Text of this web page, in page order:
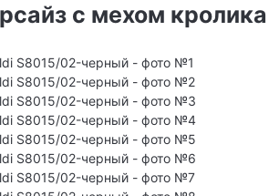
с мехом кролика